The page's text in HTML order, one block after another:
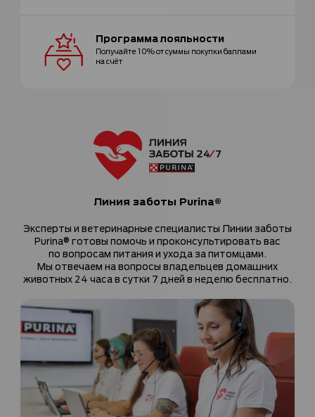
Программалояльности
Получайте 10% от суммы покупки баллами
на счёт
Линия заботы Purina®
Эксперты и ветеринарные специалисты Линии заботы
Purina® готовы помочь и проконсультировать вас
по вопросам питания и ухода за питомцами.
Мы отвечаем на вопросы владельцев домашних
животных 24 часа в сутки 7 дней в неделю бесплатно.